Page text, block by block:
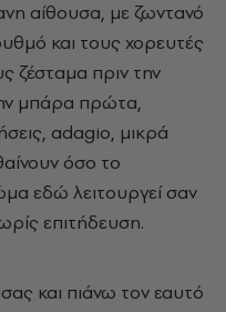
αίθουσα, με ζωντανό
και τους χορευτές
ζέσταμα πριν την
μπάρα πρώτα,
adagio, μικρά
όσο το
εδώ λειτουργεί σαν
επιτήδευση.
και πιάνω τον εαυτό